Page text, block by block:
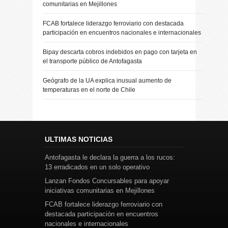
comunitarias en Mejillones
FCAB fortalece liderazgo ferroviario con destacada
participación en encuentros nacionales e internacionales
Bipay descarta cobros indebidos en pago con tarjeta en
el transporte público de Antofagasta
Geógrafo de la UA explica inusual aumento de
temperaturas en el norte de Chile
ULTIMAS NOTICIAS
Antofagasta le declara la guerra a los rucos:
13 erradicados en un solo operativo
Lanzan Fondos Concursables para apoyar
iniciativas comunitarias en Mejillones
FCAB fortalece liderazgo ferroviario con
destacada participación en encuentros
nacionales e internacionales